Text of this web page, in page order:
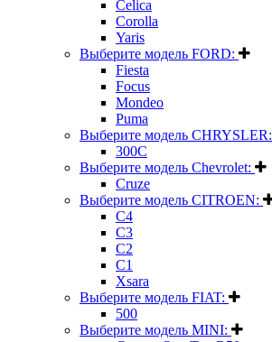
Celica
Corolla
Yaris
Выберите модель FORD:
Fiesta
Focus
Mondeo
Puma
Выберите модель CHRYSLER:
300C
Выберите модель Chevrolet:
Cruze
Выберите модель CITROEN:
C4
C3
C2
C1
Xsara
Выберите модель FIAT:
500
Выберите модель MINI: